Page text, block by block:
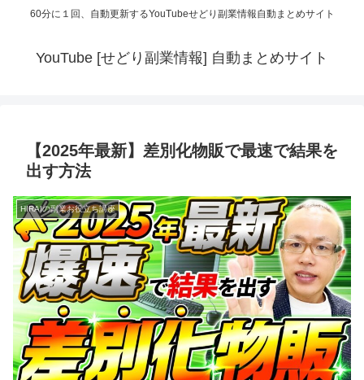
60分に１回、自動更新するYouTubeせどり副業情報自動まとめサイト
YouTube [せどり副業情報] 自動まとめサイト
【2025年最新】差別化物販で最速で結果を
出す方法
HIRAIの副業お役立ち講座